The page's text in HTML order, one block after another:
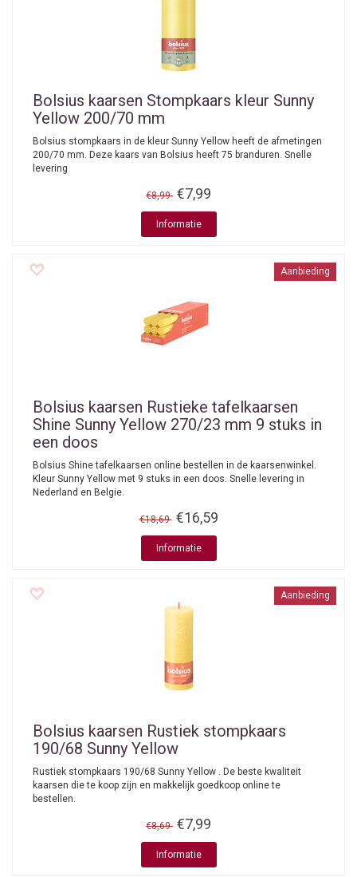
Bolsius kaarsen Stompkaars kleur Sunny
Yellow 200/70 mm
Bolsius stompkaars in de kleur Sunny Yellow heeft de afmetingen
200/70 mm. Deze kaars van Bolsius heeft 75 branduren. Snelle
levering
€8,99 €7,99
Informatie
Aanbieding
Bolsius kaarsen Rustieke tafelkaarsen
Shine Sunny Yellow 270/23 mm 9 stuks in
een doos
Bolsius Shine tafelkaarsen online bestellen in de kaarsenwinkel.
Kleur Sunny Yellow met 9 stuks in een doos. Snelle levering in
Nederland en Belgie.
€18,69 €16,59
Informatie
Aanbieding
Bolsius kaarsen Rustiek stompkaars
190/68 Sunny Yellow
Rustiek stompkaars 190/68 Sunny Yellow . De beste kwaliteit
kaarsen die te koop zijn en makkelijk goedkoop online te
bestellen.
€8,69 €7,99
Informatie